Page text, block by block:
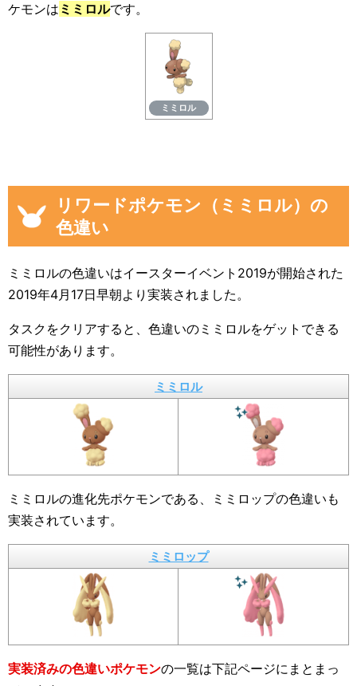
ケモンは ミミロルです。
ミミロル
リワードポケモン（ミミロル）の
色違い
ミミロルの色違いはイースターイベント2019が開始された
2019年4月17日早朝より実装されました。
タスクをクリアすると、色違いのミミロルをゲットできる
可能性があります。
ミミロル
ミミロルの進化先ポケモンである、ミミロップの色違いも
実装されています。
ミミロップ
実装済みの色違いポケモンの一覧は下記ページにまとまっ